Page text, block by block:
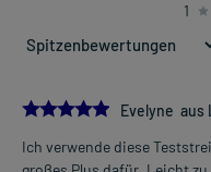
1
5.0
Evelyne aus
Ich verwende diese